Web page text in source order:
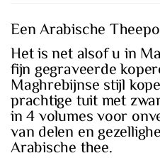
Een Arabische
Het is net alsof u in
fijn gegraveerde
Maghrebijnse stijl
prachtige tuit met
in 4 volumes voor
van delen en
Arabische thee.